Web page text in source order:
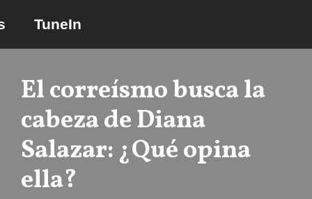
TuneIn
El correísmo busca la
cabeza de Diana
Salazar: ¿Qué opina
ella?